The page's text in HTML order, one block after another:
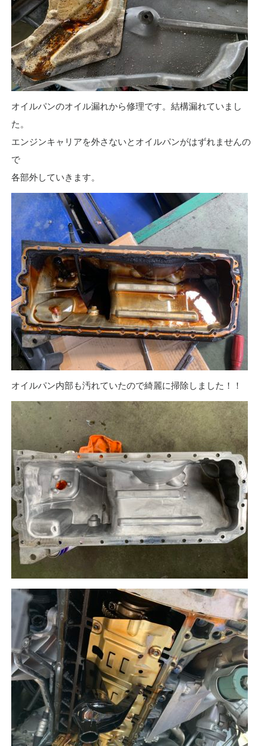
オイルパンのオイル漏れから修理です。結構漏れていまし
た。
エンジンキャリアを外さないとオイルパンがはずれませんの
で
各部外していきます。
オイルパン内部も汚れていたので綺麗に掃除しました！！